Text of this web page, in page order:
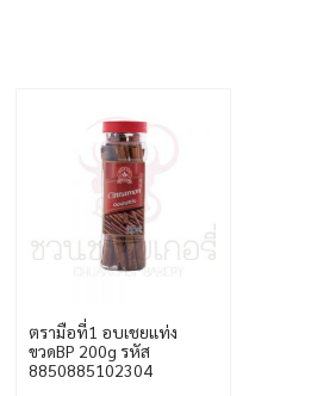
ตรามือที่1 อบเชยแท่ง
ขวดBP 200g รหัส
8850885102304